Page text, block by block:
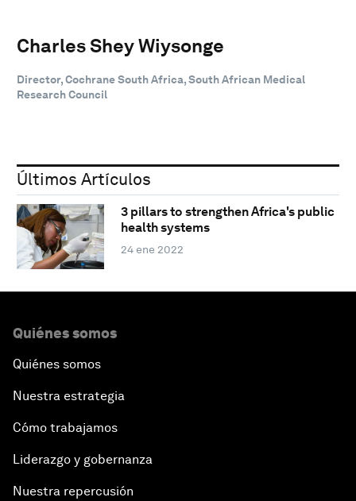
Charles Shey Wiysonge
Director, Cochrane South Africa, South African Medical
Research Council
Últimos Artículos
3 pillars to strengthen Africa's public
health systems
24 ene 2022
Quiénes somos
Quiénes somos
Nuestra estrategia
Cómo trabajamos
Liderazgo y gobernanza
Nuestra repercusión